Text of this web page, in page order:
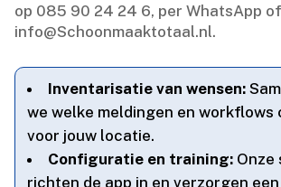
op 085 90 24 24 6, per WhatsApp
info@Schoonmaaktotaal.​nl.​
Inventarisatie van wensen:
we welke meldingen en workflows
voor jouw locatie.​
Configuratie en training: Onze
richten de app in en verzorgen een